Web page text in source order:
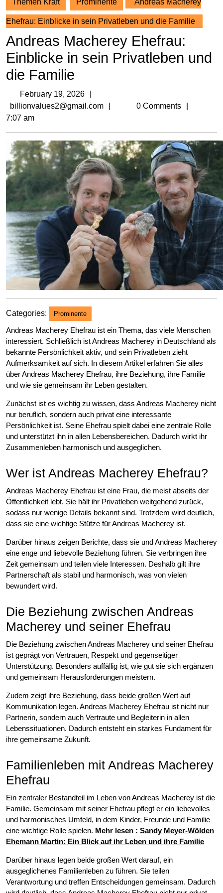
Themen Kraft Prominente Andreas Macherey
Ehefrau: Einblicke in sein Privatleben und die Familie
Andreas Macherey Ehefrau:
Einblicke in sein Privatleben und
die Familie
February 19, 2026
19,
billionvalues2@gmail.com billionvalues2@gmail.com
0 Comments
7:07 am
Categories: Prominente
Andreas Macherey Ehefrau ist ein Thema, das viele Menschen
interessiert. Schließlich ist Andreas Macherey in Deutschland als
bekannte Persönlichkeit aktiv, und sein Privatleben zieht
Aufmerksamkeit auf sich. In diesem Artikel erfahren Sie alles
über Andreas Macherey Ehefrau, ihre Beziehung, ihre Familie
und wie sie gemeinsam ihr Leben gestalten.
Zunächst ist es wichtig zu wissen, dass Andreas Macherey nicht
nur beruflich, sondern auch privat eine interessante
Persönlichkeit ist. Seine Ehefrau spielt dabei eine zentrale Rolle
und unterstützt ihn in allen Lebensbereichen. Dadurch wirkt ihr
Zusammenleben harmonisch und ausgeglichen.
Wer ist Andreas Macherey Ehefrau?
Andreas Macherey Ehefrau ist eine Frau, die meist abseits der
Öffentlichkeit lebt. Sie hält ihr Privatleben weitgehend zurück,
sodass nur wenige Details bekannt sind. Trotzdem wird deutlich,
dass sie eine wichtige Stütze für Andreas Macherey ist.
Darüber hinaus zeigen Berichte, dass sie und Andreas Macherey
eine enge und liebevolle Beziehung führen. Sie verbringen ihre
Zeit gemeinsam und teilen viele Interessen. Deshalb gilt ihre
Partnerschaft als stabil und harmonisch, was von vielen
bewundert wird.
Die Beziehung zwischen Andreas
Macherey und seiner Ehefrau
Die Beziehung zwischen Andreas Macherey und seiner Ehefrau
ist geprägt von Vertrauen, Respekt und gegenseitiger
Unterstützung. Besonders auffällig ist, wie gut sie sich ergänzen
und gemeinsam Herausforderungen meistern.
Zudem zeigt ihre Beziehung, dass beide großen Wert auf
Kommunikation legen. Andreas Macherey Ehefrau ist nicht nur
Partnerin, sondern auch Vertraute und Begleiterin in allen
Lebenssituationen. Dadurch entsteht ein starkes Fundament für
ihre gemeinsame Zukunft.
Familienleben mit Andreas Macherey
Ehefrau
Ein zentraler Bestandteil im Leben von Andreas Macherey ist die
Familie. Gemeinsam mit seiner Ehefrau pflegt er ein liebevolles
und harmonisches Umfeld, in dem Kinder, Freunde und Familie
eine wichtige Rolle spielen. Mehr lesen : Sandy Meyer-Wölden
Ehemann Martin: Ein Blick auf ihr Leben und ihre Familie
Darüber hinaus legen beide großen Wert darauf, ein
ausgeglichenes Familienleben zu führen. Sie teilen
Verantwortung und treffen Entscheidungen gemeinsam. Dadurch